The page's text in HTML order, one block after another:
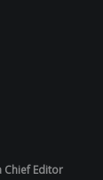
Chief Editor